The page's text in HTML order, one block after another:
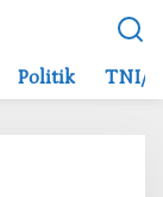
Politik TNI/